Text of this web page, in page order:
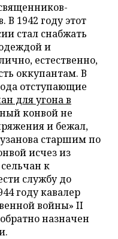
1942 году этот
стал снабжать
и
естественно,
оккупантам. В
отступающие
для угона в
конвой не
и бежал,
старшим по
исчез из
к
службу до
году кавалер
войны» II
назначен